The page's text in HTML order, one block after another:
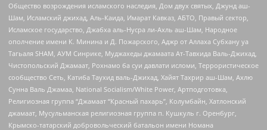
Общество возрождения исламского наследия, Дом двух святых, Джунд аш-
Шам, Исламский джихад, Аль-Каида, Имарат Кавказ, АБТО, Правый сектор,
Исламское государство, Джабха аль-Нусра ли-Ахль аш-Шам, Народное
ополчение имени К. Минина и Д. Пожарского, Аджр от Аллаха Субхану уа
Тагьаля SHAM, АУМ Синрике, Муджахеды джамаата Ат-Тавхида Валь-Джихад,
Чистопольский Джамаат, Рохнамо ба суи давлати исломи, Террористическое
сообщество Сеть, Катиба Таухид валь-Джихад, Хайят Тахрир аш-Шам, Ахлю
Сунна Валь Джамаа, National Socialism/White Power, Артподготовка,
Религиозная группа “Джамаат “Красный пахарь”, Колумбайн, Хатлонский
джамаат, Мусульманская религиозная группа п. Кушкуль г. Оренбург,
Крымско-татарский добровольческий батальон имени Номана